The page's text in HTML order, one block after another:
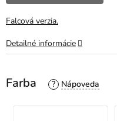
Farba ?
Falcová verzia.
Detailné informácie